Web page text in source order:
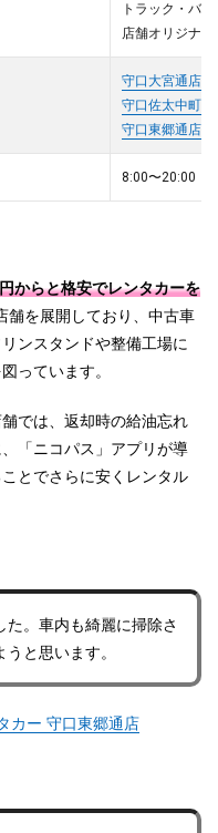
トラック・バ
店舗オリジナ
守口大宮通店
守口佐太中町4
守口東郷通店
8:00〜20:00
からと格安でレンタカーを
舗を展開しており、中古車
ンスタンドや整備工場に
っています。
では、返却時の給油忘れ
「ニコパス」アプリが導
とでさらに安くレンタル
。車内も綺麗に掃除さ
と思います。
カー 守口東郷通店